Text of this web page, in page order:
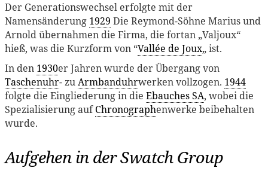
Der Generationswechsel erfolgte mit der
Namensänderung 1929 Die Reymond-Söhne Marius und
Arnold übernahmen die Firma, die fortan „Valjoux“
hieß, was die Kurzform von “Vallée de Joux„ ist.
In den 1930er Jahren wurde der Übergang von
Taschenuhr- zuArmbanduhrwerken vollzogen. 1944
folgte die Eingliederung in die Ebauches SA, wobei die
Spezialisierung aufChronographenwerke beibehalten
wurde.
Aufgehen in der Swatch Group